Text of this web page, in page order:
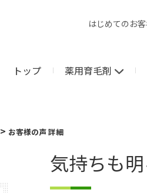
はじめてのお
トップ 薬用育毛剤
> お客様の声 詳細
気持ちも